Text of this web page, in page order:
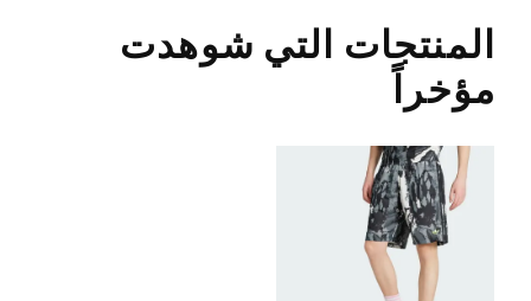
المنتجات التي شوهدت
مؤخراً